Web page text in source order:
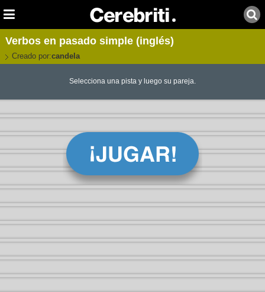
Verbos en pasado simple (inglés)
Creado por:candela
Selecciona una pista y luego su pareja.